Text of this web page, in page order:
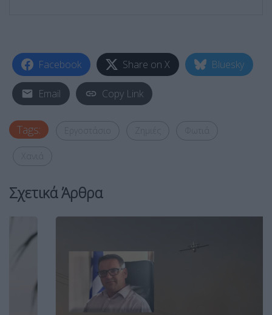
Facebook Share on X Bluesky
Email Copy Link
Tags:
Σχετικά Άρθρα